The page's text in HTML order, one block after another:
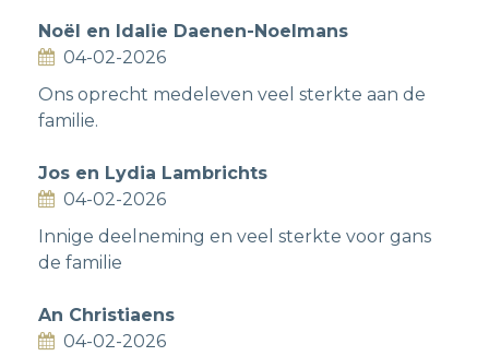
Noël en Idalie Daenen-Noelmans
04-02-2026
Ons oprecht medeleven veel sterkte aan de
familie.
Jos en Lydia Lambrichts
04-02-2026
Innige deelneming en veel sterkte voor gans
de familie
An Christiaens
04-02-2026